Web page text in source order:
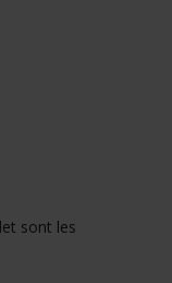
sont les